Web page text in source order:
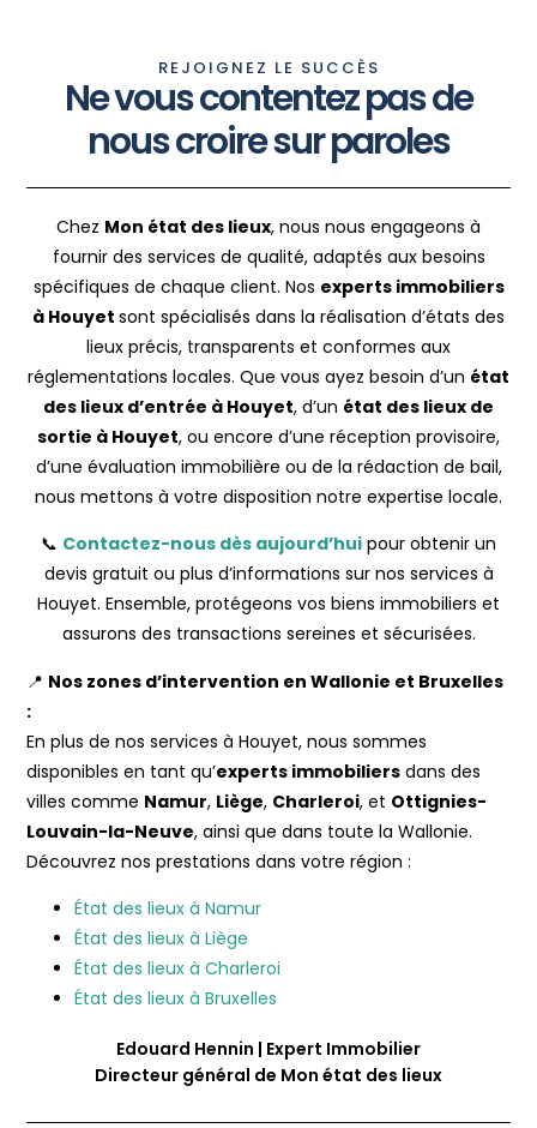
REJOIGNEZ LE SUCCÈS
Ne vous contentez pas de
nous croire sur paroles
Chez Mon état des lieux, nous nous engageons à
fournir des services de qualité, adaptés aux besoins
spécifiques de chaque client. Nos experts immobiliers
à Houyet sont spécialisés dans la réalisation d’états des
lieux précis, transparents et conformes aux
réglementations locales. Que vous ayez besoin d’un état
des lieux d’entrée à Houyet, d’un état des lieux de
sortie à Houyet, ou encore d’une réception provisoire,
d’une évaluation immobilière ou de la rédaction de bail,
nous mettons à votre disposition notre expertise locale.
📞 Contactez-nous dès aujourd’hui pour obtenir un
devis gratuit ou plus d’informations sur nos services à
Houyet. Ensemble, protégeons vos biens immobiliers et
assurons des transactions sereines et sécurisées.
📍 Nos zones d’intervention en Wallonie et Bruxelles
:
En plus de nos services à Houyet, nous sommes
disponibles en tant qu’experts immobiliers dans des
villes comme Namur, Liège, Charleroi, et Ottignies-
Louvain-la-Neuve, ainsi que dans toute la Wallonie.
Découvrez nos prestations dans votre région :
État des lieux à Namur
État des lieux à Liège
État des lieux à Charleroi
État des lieux à Bruxelles
Edouard Hennin | Expert Immobilier
Directeur général de Mon état des lieux